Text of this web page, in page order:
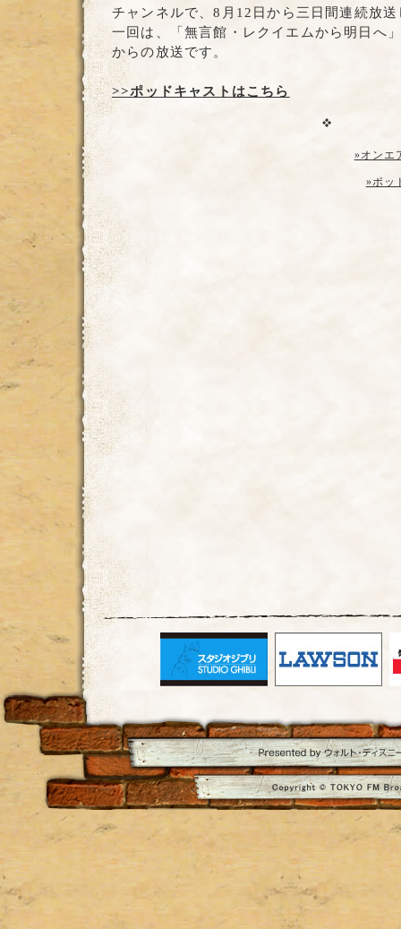
チャンネルで、8月12日から三日間連続放
一回は、「無言館・レクイエムから明日へ
からの放送です。
>>ポッドキャストはこちら
»オンエ
»ポッ